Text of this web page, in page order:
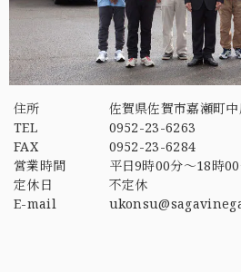
住所
佐賀県佐賀市嘉瀬町
TEL
0952-23-6263
FAX
0952-23-6284
営業時間
平日9時00分～18時
定休日
不定休
E-mail